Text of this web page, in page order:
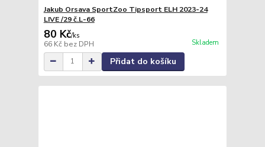
Jakub Orsava SportZoo Tipsport ELH 2023-24
LIVE /29 č.L-66
80 Kč/ks
66 Kč bez DPH Skladem
Přidat do košíku